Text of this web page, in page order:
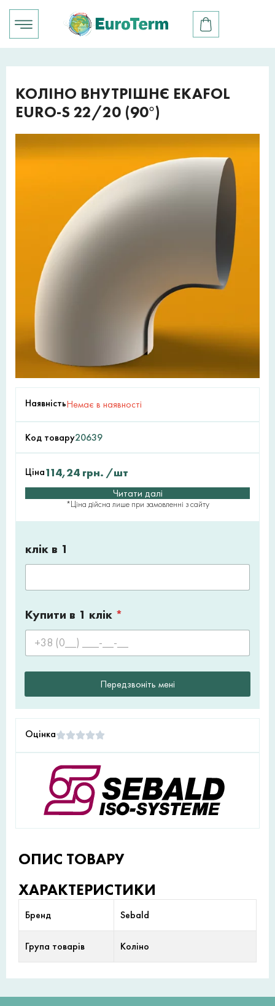
КОЛІНО ВНУТРІШНЄ EKAFOL
EURO-S 22/20 (90°)
НаявністьНемає в наявності
Код товару20639
Ціна114,24 грн. /шт
Читати далі
*Ціна дійсна лише при замовленні з сайту
клік в 1
Купити в 1 клік *
Передзвоніть мені
Оцінка
ОПИС ТОВАРУ
ХАРАКТЕРИСТИКИ
Бренд Sebald
Група товарів Коліно